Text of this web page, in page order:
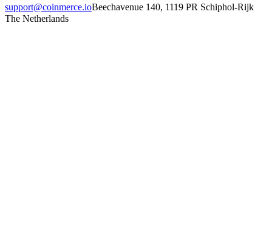
support@coinmerce.ioBeechavenue 140, 1119 PR Schiphol-Rijk
The Netherlands